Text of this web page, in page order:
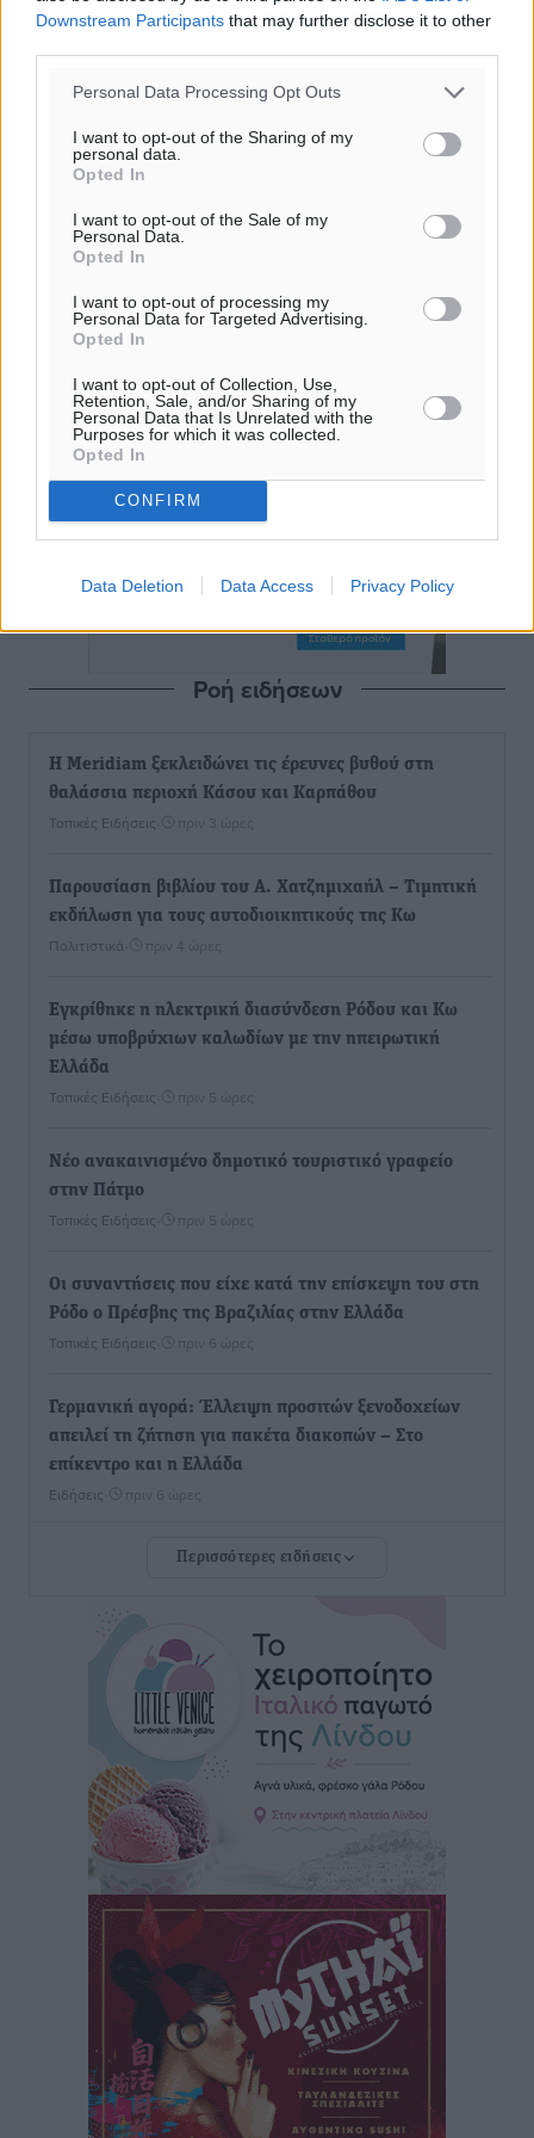
Downstream Participants that may further disclose it to other
Personal Data Processing Opt Outs
I want to opt-out of the Sharing of my
personal data.
Opted In
I want to opt-out of the Sale of my
Personal Data.
Opted In
I want to opt-out of processing my
Personal Data for Targeted Advertising.
Opted In
I want to opt-out of Collection, Use,
Retention, Sale, and/or Sharing of my
Personal Data that Is Unrelated with the
Purposes for which it was collected.
Opted In
CONFIRM
Data Deletion Data Access Privacy Policy
Ροή ειδήσεων
Η Meridiam ξεκλειδώνει τις έρευνες βυθού στη
θαλάσσια περιοχή Κάσου και Καρπάθου
Τοπικές Ειδήσεις πριν 3 ώρες
Παρουσίαση βιβλίου του Α. Χατζημιχαήλ – Τιμητική
εκδήλωση για τους αυτοδιοικητικούς της Κω
Πολιτιστικά πριν 4 ώρες
Εγκρίθηκε η ηλεκτρική διασύνδεση Ρόδου και Κω
μέσω υποβρύχιων καλωδίων με την ηπειρωτική
Ελλάδα
Τοπικές Ειδήσεις πριν 5 ώρες
Νέο ανακαινισμένο δημοτικό τουριστικό γραφείο
στην Πάτμο
Τοπικές Ειδήσεις πριν 5 ώρες
Οι συναντήσεις που είχε κατά την επίσκεψη του στη
Ρόδο ο Πρέσβης της Βραζιλίας στην Ελλάδα
Τοπικές Ειδήσεις πριν 6 ώρες
Γερμανική αγορά: Έλλειψη προσιτών ξενοδοχείων
απειλεί τη ζήτηση για πακέτα διακοπών – Στο
επίκεντρο και η Ελλάδα
Ειδήσεις πριν 6 ώρες
Νέο ξενοδοχείο στη Ρόδο για την H Hotels –
στην Κω
Τοπικές Ειδήσεις • πριν 6 ώρες
Αυτοκίνητο μπήκε παράνομα σε μονόδρομο στο
Μαστιχάρι – Αναποδογύρισε όχημα με μητέρα και
5χρονο παιδί
Τοπικές Ειδήσεις• πριν 6 ώρες
“Η Ευρώπη αντιμετώπιζε το προσφυγικό σαν ταινία
τρόμου” – Η συγκλονιστική μαρτυρία της Χαρούλας
Γιασιράνη στον RV για τα γεγονότα που οδήγησαν στο
Σύμφωνο της Λέρου
Τοπικές Ειδήσεις • πριν 6 ώρες
Συναυλία με τον Γιάννη Κότσιρα στις 21 Αυγούστου
Πολιτιστικά• πριν 7 ώρες
Περισσότερες ειδήσεις